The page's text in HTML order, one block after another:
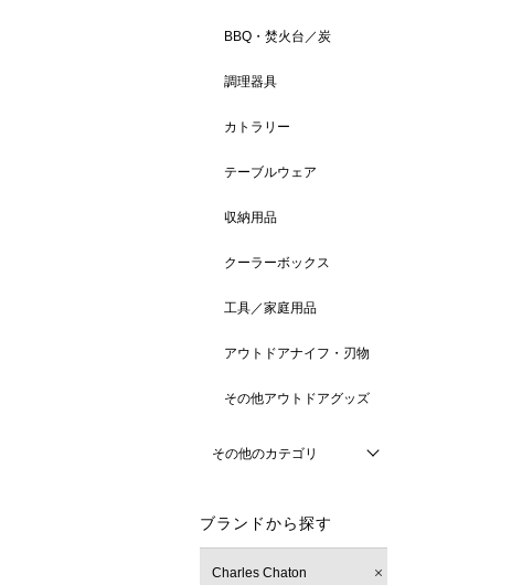
BBQ・焚火台／炭
調理器具
カトラリー
テーブルウェア
収納用品
クーラーボックス
工具／家庭用品
アウトドアナイフ・刃物
その他アウトドアグッズ
その他のカテゴリ
ブランドから探す
Charles Chaton